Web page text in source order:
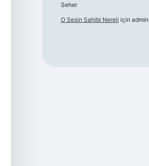
Seher
O Sesin Sahibi Nereli için admin